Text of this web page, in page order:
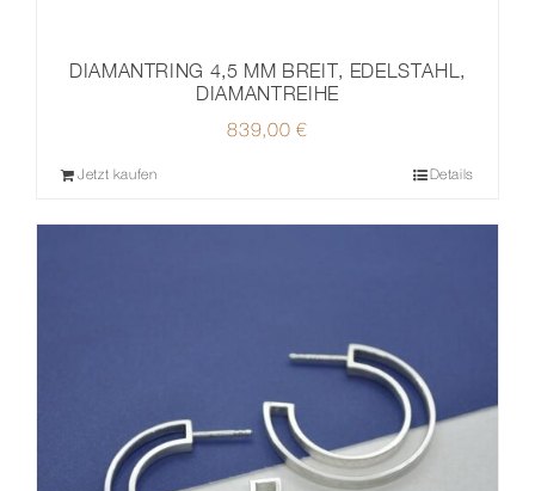
DIAMANTRING 4,5 MM BREIT, EDELSTAHL,
DIAMANTREIHE
839,00 €
Jetzt kaufen Details